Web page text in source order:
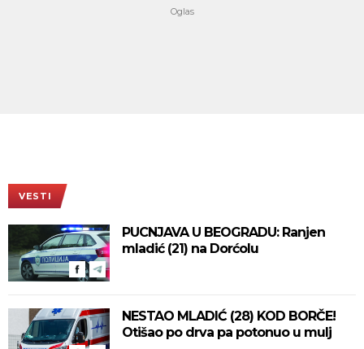
VESTI
PUCNJAVA U BEOGRADU: Ranjen
mladić (21) na Dorćolu
NESTAO MLADIĆ (28) KOD BORČE!
Otišao po drva pa potonuo u mulj